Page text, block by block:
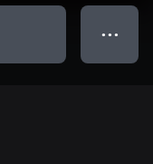
● ● ●